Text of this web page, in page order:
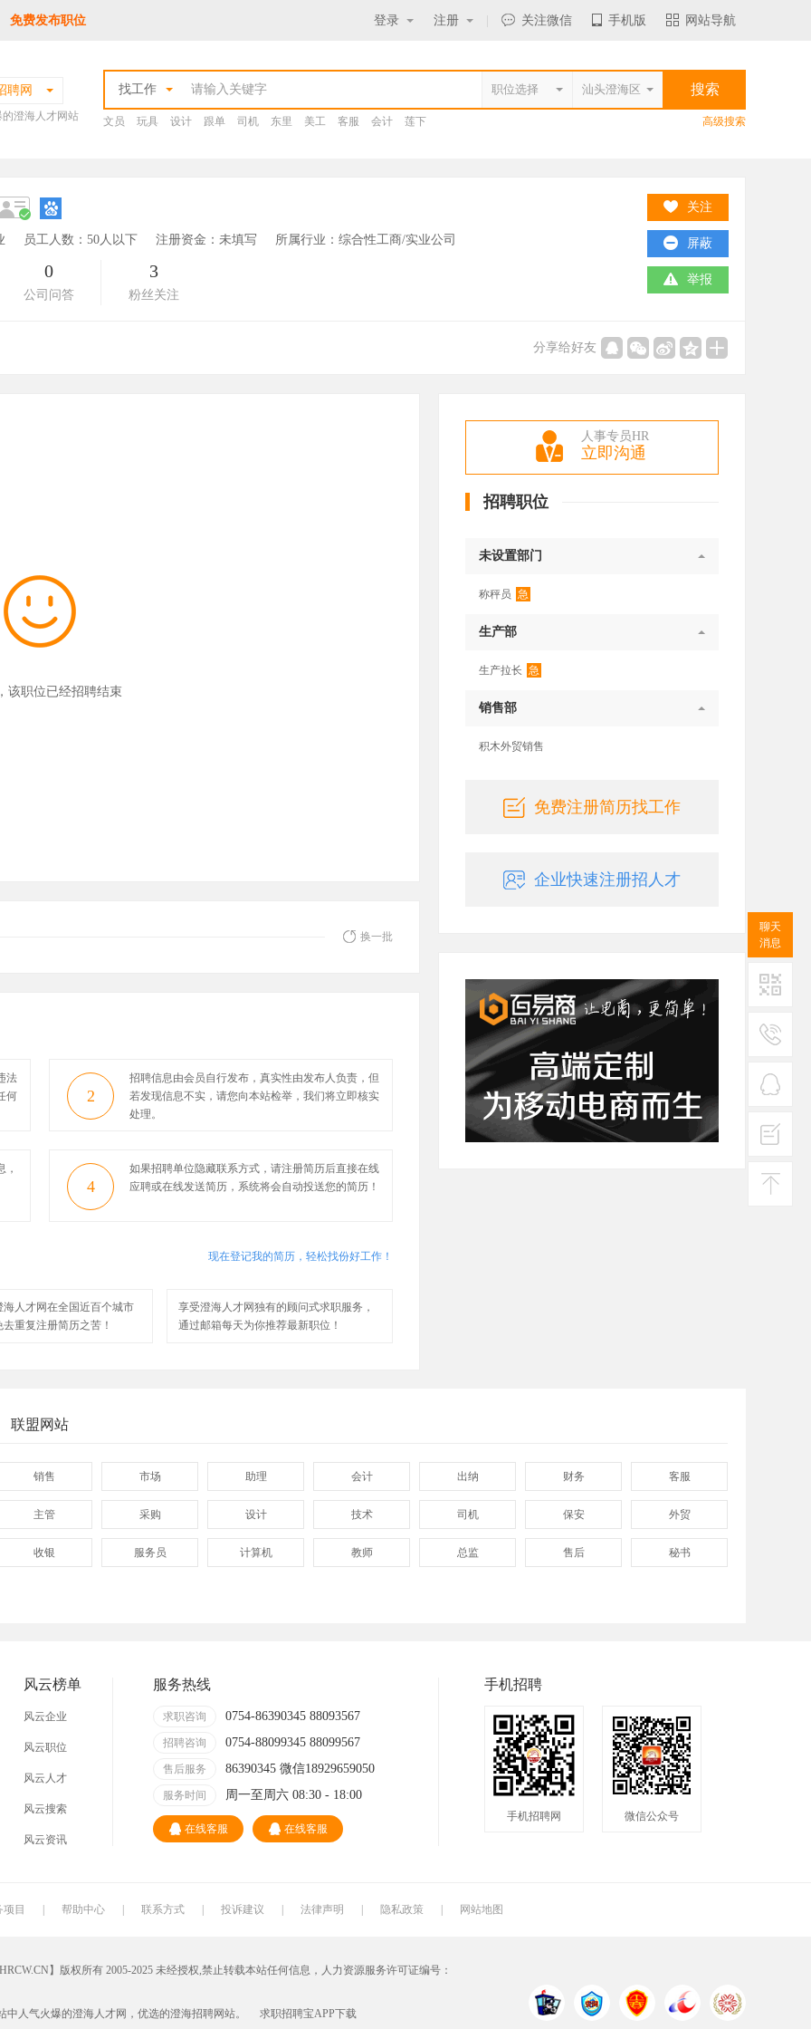
免费发布职位 登录 注册 关注微信 手机版 网站导航
聘网
的澄海人才网站
找工作
文员 玩具 设计 跟单 司机 东里 美工 客服 会计 莲下 高级搜索
员工人数：50人以下 注册资金：未填写 所属行业：综合性工商/实业公司
0
公司问答
3
粉丝关注
关注
屏蔽
举报
分享给好友
该职位已经招聘结束
换一批
法
何
2
招聘信息由会员自行发布，真实性由发布人负责，但
若发现信息不实，请您向本站检举，我们将立即核实
处理。
，
4
如果招聘单位隐藏联系方式，请注册简历后直接在线
应聘或在线发送简历，系统将会自动投送您的简历！
现在登记我的简历，轻松找份好工作！
海人才网在全国近百个城市
重复注册简历之苦！
享受澄海人才网独有的顾问式求职服务，
通过邮箱每天为你推荐最新职位！
人事专员HR
立即沟通
招聘职位
未设置部门
称秤员 急
生产部
生产拉长 急
销售部
积木外贸销售
免费注册简历找工作
企业快速注册招人才
联盟网站
销售 市场 助理 会计 出纳 财务 客服
主管 采购 设计 技术 司机 保安 外贸
收银 服务员 计算机 教师 总监 售后 秘书
风云榜单
风云企业
风云职位
风云人才
风云搜索
风云资讯
服务热线
求职咨询 0754-86390345 88093567
招聘咨询 0754-88099345 88099567
售后服务 86390345 微信18929659050
服务时间 周一至周六 08:30 - 18:00
在线客服 在线客服
手机招聘
手机招聘网 微信公众号
项目 帮助中心 联系方式 投诉建议 法律声明 隐私政策 网站地图
】版权所有 2005-2025 未经授权,禁止转载本站任何信息，人力资源服务许可证编号：
中人气火爆的澄海人才网，优选的澄海招聘网站。 求职招聘宝APP下载
聊天
消息
二维码
热线
客服
建议